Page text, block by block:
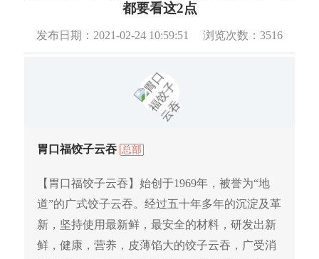
都要看这2点
发布日期： 2021-02-24 10:59:51 浏览次数： 3516
胃口福饺子云吞 总部
【胃口福饺子云吞】始创于1969年，被誉为“地
道”的广式饺子云吞。经过五十年多年的沉淀及革
新，坚持使用最新鲜，最安全的材料，研发出新
鲜，健康，营养，皮薄馅大的饺子云吞，广受消